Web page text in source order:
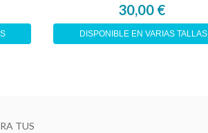
30,00 €
DISPONIBLE EN VARIAS TALLAS
TUS